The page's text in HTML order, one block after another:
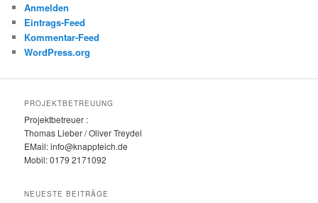
Anmelden
Eintrags-Feed
Kommentar-Feed
WordPress.org
PROJEKTBETREUUNG
Projektbetreuer :
Thomas Lieber / Oliver Treydel
EMail: info@knappteich.de
Mobil: 0179 2171092
NEUESTE BEITRÄGE